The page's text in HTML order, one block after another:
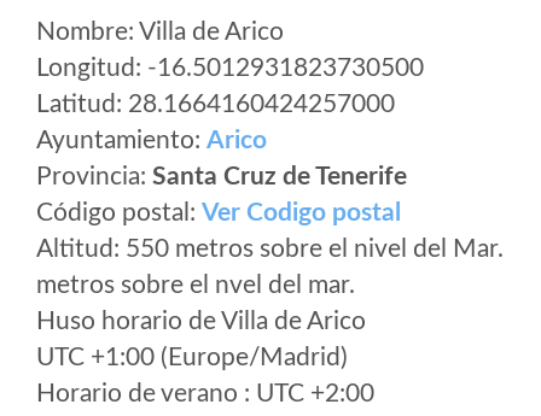
Nombre: Villa de Arico
Longitud: -16.5012931823730500
Latitud: 28.1664160424257000
Ayuntamiento: Arico
Provincia: Santa Cruz de Tenerife
Código postal: Ver Codigo postal
Altitud: 550 metros sobre el nivel del Mar.
metros sobre el nvel del mar.
Huso horario de Villa de Arico
UTC +1:00 (Europe/Madrid)
Horario de verano : UTC +2:00